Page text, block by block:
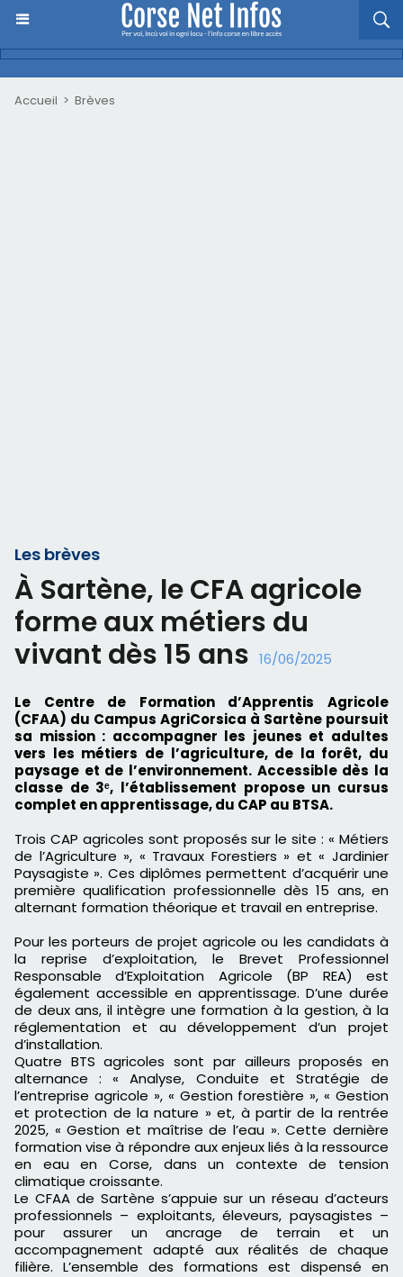
Accueil > Brèves
Les brèves
À Sartène, le CFA agricole
forme aux métiers du
vivant dès 15 ans 16/06/2025
Le Centre de Formation d’Apprentis Agricole
(CFAA) du Campus AgriCorsica à Sartène poursuit
sa mission : accompagner les jeunes et adultes
vers les métiers de l’agriculture, de la forêt, du
paysage et de l’environnement. Accessible dès la
classe de 3ᵉ, l’établissement propose un cursus
complet en apprentissage, du CAP au BTSA.
Trois CAP agricoles sont proposés sur le site : « Métiers
de l’Agriculture », « Travaux Forestiers » et « Jardinier
Paysagiste ». Ces diplômes permettent d’acquérir une
première qualification professionnelle dès 15 ans, en
alternant formation théorique et travail en entreprise.
Pour les porteurs de projet agricole ou les candidats à
la reprise d’exploitation, le Brevet Professionnel
Responsable d’Exploitation Agricole (BP REA) est
également accessible en apprentissage. D’une durée
de deux ans, il intègre une formation à la gestion, à la
réglementation et au développement d’un projet
d’installation.
Quatre BTS agricoles sont par ailleurs proposés en
alternance : « Analyse, Conduite et Stratégie de
l’entreprise agricole », « Gestion forestière », « Gestion
et protection de la nature » et, à partir de la rentrée
2025, « Gestion et maîtrise de l’eau ». Cette dernière
formation vise à répondre aux enjeux liés à la ressource
en eau en Corse, dans un contexte de tension
climatique croissante.
Le CFAA de Sartène s’appuie sur un réseau d’acteurs
professionnels – exploitants, éleveurs, paysagistes –
pour assurer un ancrage de terrain et un
accompagnement adapté aux réalités de chaque
filière. L’ensemble des formations est dispensé en